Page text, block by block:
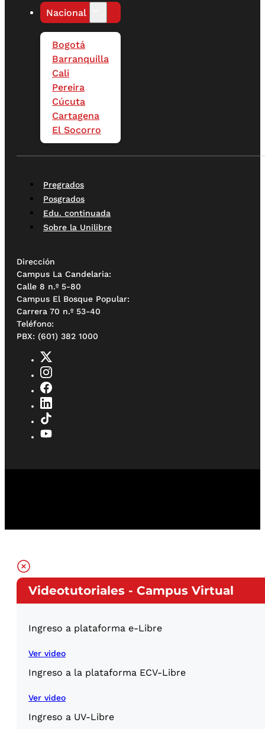
Nacional
Bogotá
Barranquilla
Cali
Pereira
Cúcuta
Cartagena
El Socorro
Pregrados
Posgrados
Edu. continuada
Sobre la Unilibre
Dirección
Campus La Candelaria:
Calle 8 n.º 5-80
Campus El Bosque Popular:
Carrera 70 n.º 53-40
Teléfono:
PBX: (601) 382 1000
Videotutoriales - Campus Virtual
Ingreso a plataforma e-Libre
Ver video
Ingreso a la plataforma ECV-Libre
Ver video
Ingreso a UV-Libre